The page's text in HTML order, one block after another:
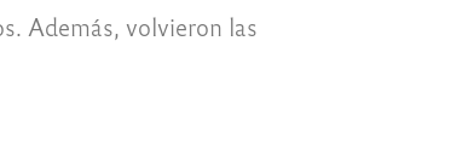
Además, volvieron las